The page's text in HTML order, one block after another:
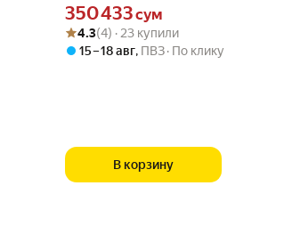
Цена 350433 сум вместо
350 433сум
Рейтинг товара: 4.3 из 5
Оценок: (4) · 23 купили
4.3(4) · 23 купили
15 – 18 авг, ПВЗ По клику
В корзину